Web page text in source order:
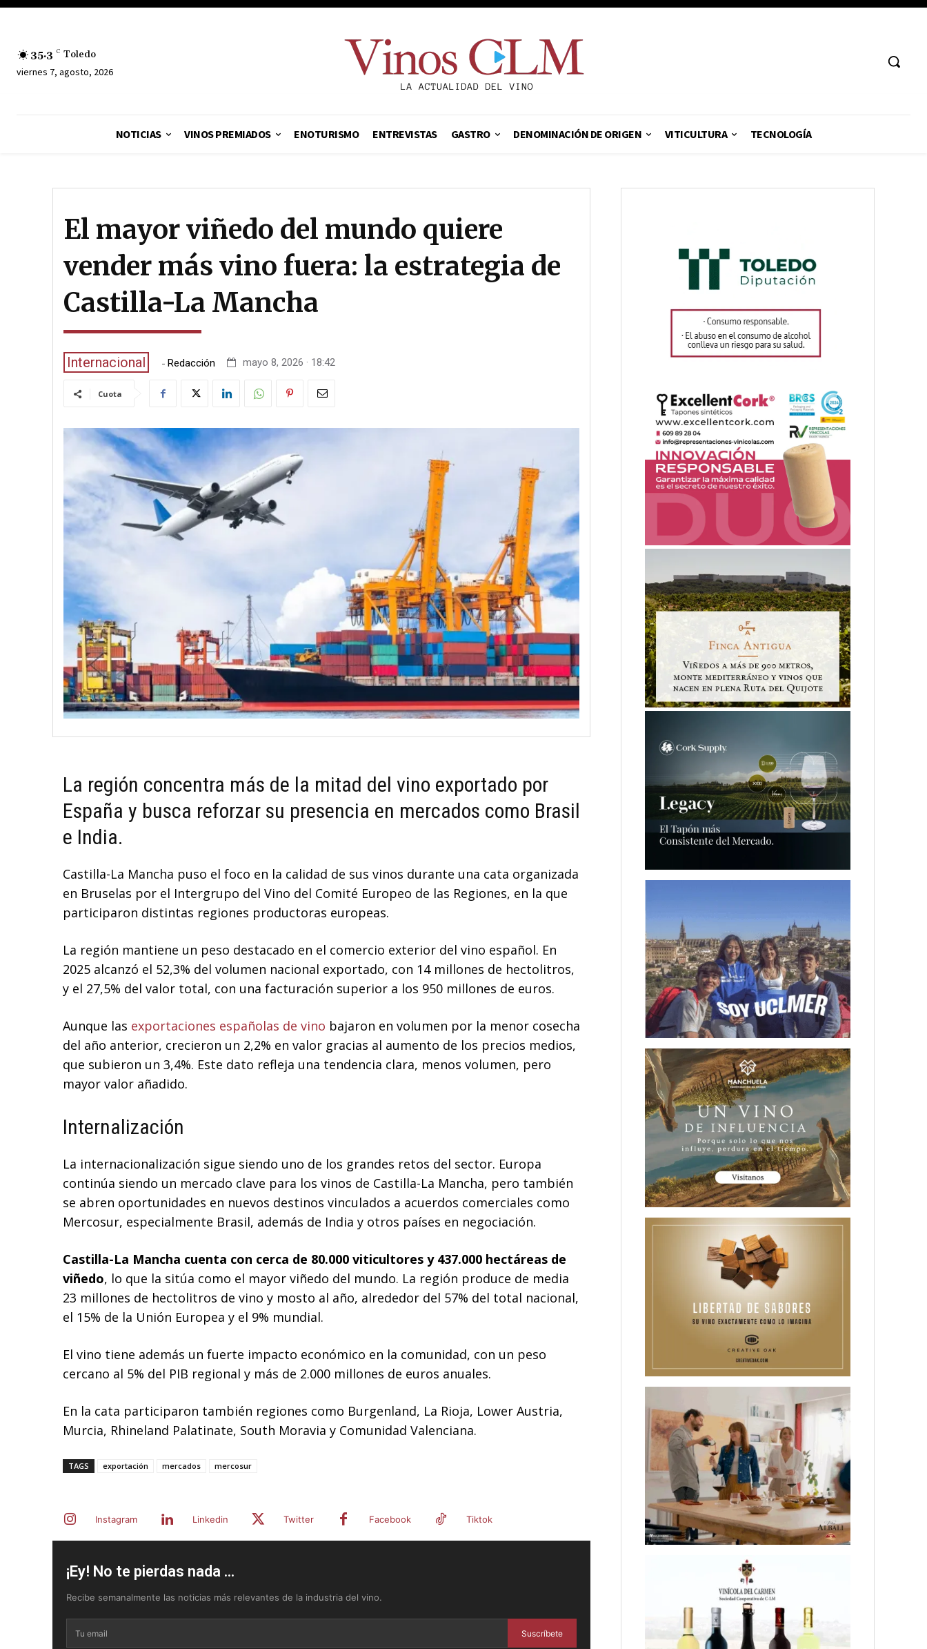
35.3 C Toledo
viernes 7, agosto, 2026
NOTICIAS VINOS PREMIADOS ENOTURISMO ENTREVISTAS GASTRO DENOMINACIÓN DE ORIGEN VITICULTURA TECNOLOGÍA
El mayor viñedo del mundo quiere
vender más vino fuera: la estrategia de
Castilla-La Mancha
Internacional - Redacción mayo 8, 2026 · 18:42
Cuota
La región concentra más de la mitad del vino exportado por
España y busca reforzar su presencia en mercados como Brasil
e India.
Castilla-La Mancha puso el foco en la calidad de sus vinos durante una cata organizada
en Bruselas por el Intergrupo del Vino del Comité Europeo de las Regiones, en la que
participaron distintas regiones productoras europeas.
La región mantiene un peso destacado en el comercio exterior del vino español. En
2025 alcanzó el 52,3% del volumen nacional exportado, con 14 millones de hectolitros,
y el 27,5% del valor total, con una facturación superior a los 950 millones de euros.
Aunque las exportaciones españolas de vino bajaron en volumen por la menor cosecha
del año anterior, crecieron un 2,2% en valor gracias al aumento de los precios medios,
que subieron un 3,4%. Este dato refleja una tendencia clara, menos volumen, pero
mayor valor añadido.
Internalización
La internacionalización sigue siendo uno de los grandes retos del sector. Europa
continúa siendo un mercado clave para los vinos de Castilla-La Mancha, pero también
se abren oportunidades en nuevos destinos vinculados a acuerdos comerciales como
Mercosur, especialmente Brasil, además de India y otros países en negociación.
Castilla-La Mancha cuenta con cerca de 80.000 viticultores y 437.000 hectáreas de
viñedo, lo que la sitúa como el mayor viñedo del mundo. La región produce de media
23 millones de hectolitros de vino y mosto al año, alrededor del 57% del total nacional,
el 15% de la Unión Europea y el 9% mundial.
El vino tiene además un fuerte impacto económico en la comunidad, con un peso
cercano al 5% del PIB regional y más de 2.000 millones de euros anuales.
En la cata participaron también regiones como Burgenland, La Rioja, Lower Austria,
Murcia, Rhineland Palatinate, South Moravia y Comunidad Valenciana.
TAGS exportación mercados mercosur
Instagram Linkedin Twitter Facebook Tiktok
¡Ey! No te pierdas nada ...
Recibe semanalmente las noticias más relevantes de la industria del vino.
Suscríbete